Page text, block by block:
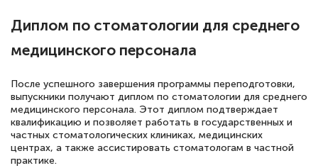
Диплом по стоматологии для среднего
медицинского персонала
После успешного завершения программы переподготовки,
выпускники получают диплом по стоматологии для среднего
медицинского персонала. Этот диплом подтверждает
квалификацию и позволяет работать в государственных и
частных стоматологических клиниках, медицинских
центрах, а также ассистировать стоматологам в частной
практике.